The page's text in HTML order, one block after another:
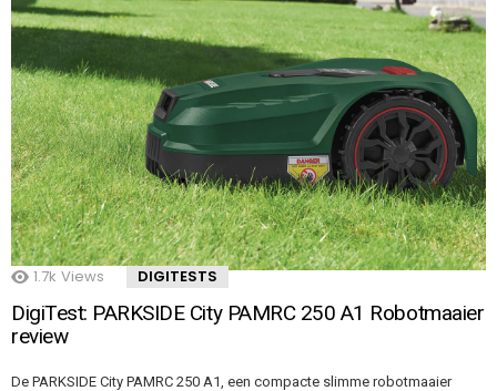
1.7k Views DIGITESTS
DigiTest: PARKSIDE City PAMRC 250 A1 Robotmaaier
review
De PARKSIDE City PAMRC 250 A1, een compacte slimme robotmaaier